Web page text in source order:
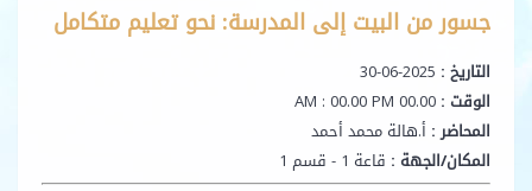
جسور من البيت إلى المدرسة: نحو تعليم متكامل
التاريخ :
الوقت :
المحاضر : أ.هالة محمد أحمد
المكان/الجهة : قاعة 1 - قسم 1